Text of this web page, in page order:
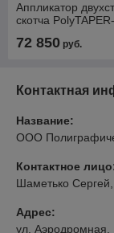
Аппликатор
скотча
72 850 руб.
Контактная
Название:
ООО
Контактное
Шаметько
Адрес:
ул.